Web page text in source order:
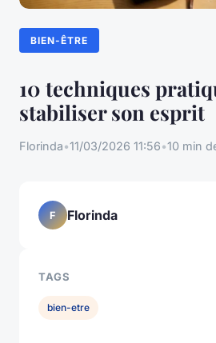
BIEN-ÊTRE
10 techniques
stabiliser son esprit
Florinda•11/03/2026 11:56•10 min
F Florinda
TAGS
bien-etre